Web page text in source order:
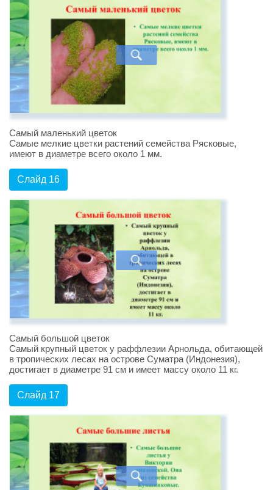
Самый маленький цветок
Самые мелкие цветки растений семейства Рясковые,
имеют в диаметре всего около 1 мм.
Слайд 16
Самый большой цветок
Самый крупный цветок у раффлезии Арнольда, обитающей
в тропических лесах на острове Суматра (Индонезия),
достигает в диаметре 91 см и имеет массу около 11 кг.
Слайд 17